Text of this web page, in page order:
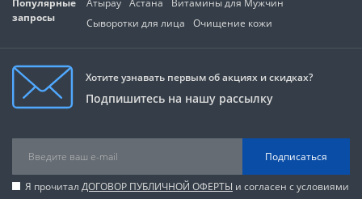
Популярные
запросы
Атырау Астана
Витамины для Мужчин
Сыворотки для лица
Очищение кожи
Хотите узнавать первым об акциях и скидках?
Подпишитесь на нашу рассылку
Подписаться
Я прочитал ДОГОВОР ПУБЛИЧНОЙ ОФЕРТЫ и согласен с условиями